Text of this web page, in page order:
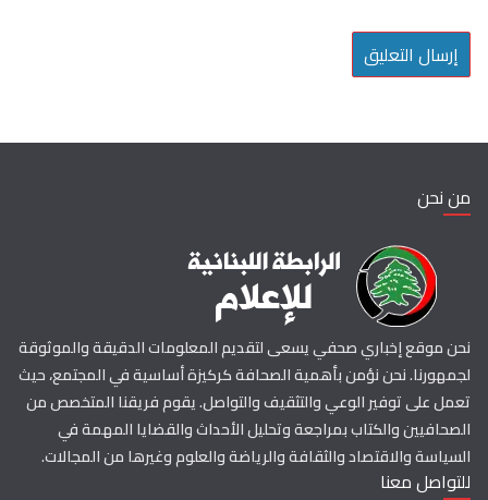
من نحن
نحن موقع إخباري صحفي يسعى لتقديم المعلومات الدقيقة والموثوقة
لجمهورنا. نحن نؤمن بأهمية الصحافة كركيزة أساسية في المجتمع، حيث
تعمل على توفير الوعي والتثقيف والتواصل. يقوم فريقنا المتخصص من
الصحافيين والكتاب بمراجعة وتحليل الأحداث والقضايا المهمة في
السياسة والاقتصاد والثقافة والرياضة والعلوم وغيرها من المجالات.
للتواصل معنا